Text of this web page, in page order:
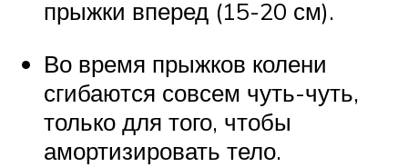
прыжки вперед (15-20 см).
Во время прыжков колени
сгибаются совсем чуть-чуть,
только для того, чтобы
амортизировать тело.